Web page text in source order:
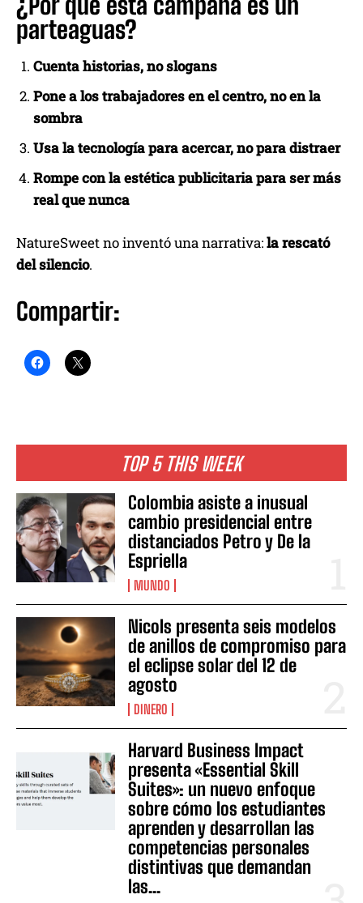
TOP 5 THIS WEEK
Colombia asiste a inusual
cambio presidencial entre
distanciados Petro y De la
Espriella
MUNDO
Nicols presenta seis modelos
de anillos de compromiso para
el eclipse solar del 12 de
agosto
DINERO
Harvard Business Impact
presenta «Essential Skill
Suites»: un nuevo enfoque
sobre cómo los estudiantes
aprenden y desarrollan las
competencias personales
distintivas que demandan
las...
parteaguas?
Cuenta historias, no slogans
Pone a los trabajadores en el centro, no en la
sombra
Usa la tecnología para acercar, no para distraer
Rompe con la estética publicitaria para ser más
real que nunca
NatureSweet no inventó una narrativa:la rescató
del silencio.
Compartir: